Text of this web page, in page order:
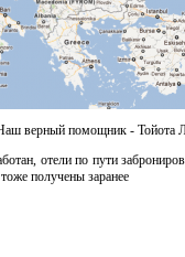
Наш верный помощник - Тойота
отели по пути
получены заранее